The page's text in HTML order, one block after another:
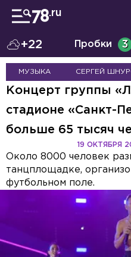
+22 Пробки 3
МУЗЫКА СЕРГЕЙ
Концерт группы
стадионе «Санкт-
больше 65 тысяч
19 ОКТЯБРЯ
Около 8000 человек
танцплощадке,
футбольном поле.